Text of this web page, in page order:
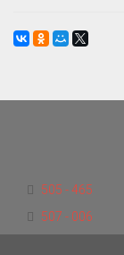
505 - 465
507 - 006